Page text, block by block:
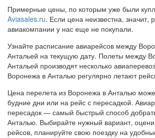
Примерные цены, по которым уже были
Aviasales.ru. Если цена неизвестна, значит,
авиакомпании у нас еще не покупали.
Узнайте расписание авиарейсов между
Антальей на текущую дату. Полеты между
Антальей производят несколько
Воронежа в Анталью регулярно летают
Цена перелета из Воронежа в Анталью
будние дни или на рейс с пересадкой.
пересадок — самый быстрый способ
Анталью. Выбирайте нужный вариант,
рейсов, планируйте свою поездку на